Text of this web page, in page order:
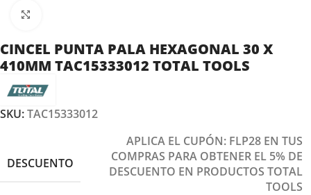
CINCEL PUNTA PALA HEXAGONAL 30 X
410MM TAC15333012 TOTAL TOOLS
SKU:TAC15333012
DESCUENTO
APLICA EL CUPÓN: FLP28 EN TUS
COMPRAS PARA OBTENER EL 5% DE
DESCUENTO EN PRODUCTOS TOTAL
TOOLS